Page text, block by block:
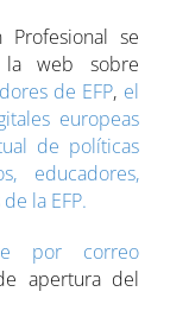
se
la web sobre
de EFP, el
europeas
de políticas
educadores,
la EFP.
por correo
apertura del